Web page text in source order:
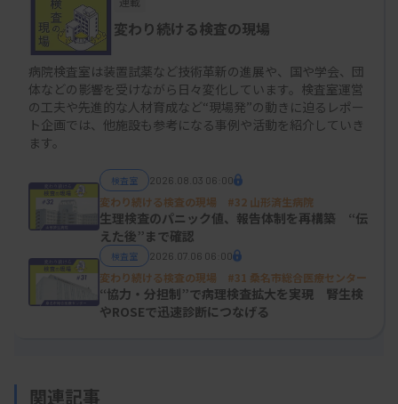
変わり続ける検査の現場
病院検査室は装置試薬など技術革新の進展や、国や学会、団
体などの影響を受けながら日々変化しています。検査室運営
の工夫や先進的な人材育成など“現場発”の動きに迫るレポー
ト企画では、他施設も参考になる事例や活動を紹介していき
ます。
検査室 2026.08.03 06:00
変わり続ける検査の現場 #32 山形済生病院
生理検査のパニック値、報告体制を再構築 “伝
えた後”まで確認
検査室 2026.07.06 06:00
変わり続ける検査の現場 #31 桑名市総合医療センター
“協力・分担制”で病理検査拡大を実現 腎生検
やROSEで迅速診断につなげる
関連記事